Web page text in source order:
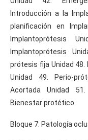
Introducción a la
planificación en
Implantoprótesis
Implantoprótesis
prótesis fija Unidad
Unidad 49. Perio-
Acortada Unidad
Bienestar protético
Bloque 7: Patología